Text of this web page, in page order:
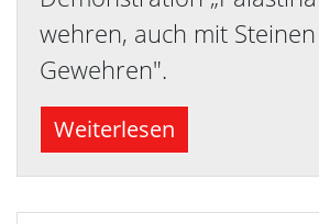
wehren, auch mit
Gewehren".
Weiterlesen